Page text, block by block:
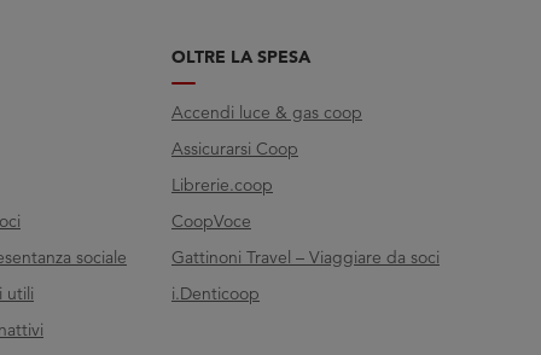
sociale
utili
OLTRE LA SPESA
Accendi luce & gas coop
Assicurarsi Coop
Librerie.coop
CoopVoce
Gattinoni Travel – Viaggiare da soci
i.Denticoop